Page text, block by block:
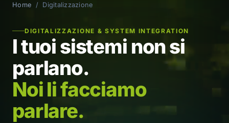
Home / Digitalizzazione
DIGITALIZZAZIONE & SYSTEM INTEGRATION
I tuoi sistemi non si
parlano.
Noi li facciamo
parlare.